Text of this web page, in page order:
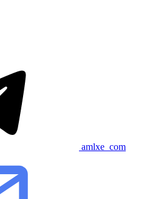
amlxe_com